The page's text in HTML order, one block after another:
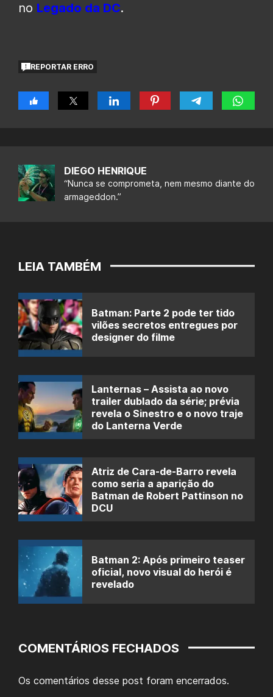
no Legado da DC.
REPORTAR ERRO
DIEGO HENRIQUE
“Nunca se comprometa, nem mesmo diante do
armageddon.”
LEIA TAMBÉM
Batman: Parte 2 pode ter tido
vilões secretos entregues por
designer do filme
Lanternas – Assista ao novo
trailer dublado da série; prévia
revela o Sinestro e o novo traje
do Lanterna Verde
Atriz de Cara-de-Barro revela
como seria a aparição do
Batman de Robert Pattinson no
DCU
Batman 2: Após primeiro teaser
oficial, novo visual do herói é
revelado
COMENTÁRIOS FECHADOS
Os comentários desse post foram encerrados.